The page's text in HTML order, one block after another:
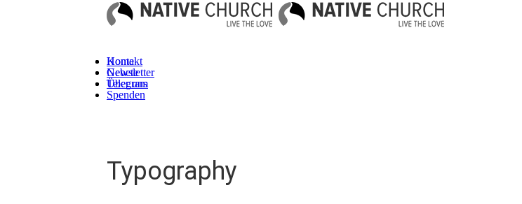
Kontakt
Newsletter
Telegram
Spenden
Home
Gebete
Über uns
Typography